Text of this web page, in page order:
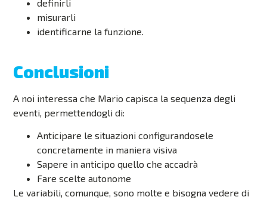
definirli
misurarli
identificarne la funzione.
Conclusioni
A noi interessa che Mario capisca la sequenza degli
eventi, permettendogli di:
Anticipare le situazioni configurandosele
concretamente in maniera visiva
Sapere in anticipo quello che accadrà
Fare scelte autonome
Le variabili, comunque, sono molte e bisogna vedere di